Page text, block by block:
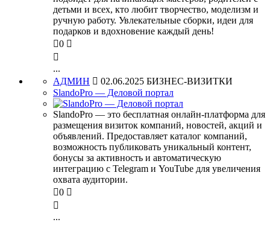
детьми и всех, кто любит творчество, моделизм и
ручную работу. Увлекательные сборки, идеи для
подарков и вдохновение каждый день!
0 

...
АДМИН  02.06.2025 БИЗНЕС-ВИЗИТКИ
SlandoPro — Деловой портал
SlandoPro — это бесплатная онлайн-платформа для
размещения визиток компаний, новостей, акций и
объявлений. Предоставляет каталог компаний,
возможность публиковать уникальный контент,
бонусы за активность и автоматическую
интеграцию с Telegram и YouTube для увеличения
охвата аудитории.
0 

...